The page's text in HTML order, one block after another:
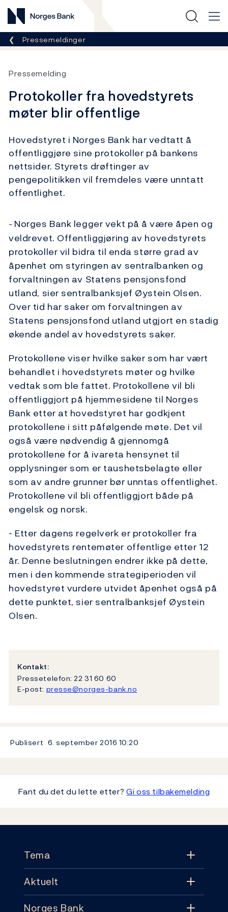
Norges Bank
Her er du nå:
Pressemeldinger
Pressemelding
Protokoller fra hovedstyrets
møter blir offentlige
Hovedstyret i Norges Bank har vedtatt å
offentliggjøre sine protokoller på bankens
nettsider. Styrets drøftinger av
pengepolitikken vil fremdeles være unntatt
offentlighet.
– Norges Bank legger vekt på å være åpen og
veldrevet. Offentliggjøring av hovedstyrets
protokoller vil bidra til enda større grad av
åpenhet om styringen av sentralbanken og
forvaltningen av Statens pensjonsfond
utland, sier sentralbanksjef Øystein Olsen.
Over tid har saker om forvaltningen av
Statens pensjonsfond utland utgjort en stadig
økende andel av hovedstyrets saker.
Protokollene viser hvilke saker som har vært
behandlet i hovedstyrets møter og hvilke
vedtak som ble fattet. Protokollene vil bli
offentliggjort på hjemmesidene til Norges
Bank etter at hovedstyret har godkjent
protokollene i sitt påfølgende møte. Det vil
også være nødvendig å gjennomgå
protokollene for å ivareta hensynet til
opplysninger som er taushetsbelagte eller
som av andre grunner bør unntas offentlighet.
Protokollene vil bli offentliggjort både på
engelsk og norsk.
- Etter dagens regelverk er protokoller fra
hovedstyrets rentemøter offentlige etter 12
år. Denne beslutningen endrer ikke på dette,
men i den kommende strategiperioden vil
hovedstyret vurdere utvidet åpenhet også på
dette punktet, sier sentralbanksjef Øystein
Olsen.
Kontakt:
Pressetelefon: 22 31 60 60
E-post: presse@norges-bank.no
Publisert 6. september 2016 10:20
Fant du det du lette etter?Gi oss tilbakemelding
Tema
Tema
Aktuelt
Norges Bank